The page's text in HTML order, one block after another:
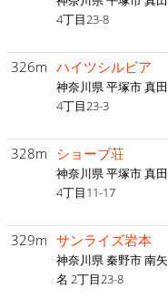
4丁目23-8
326m ハイツシルビア
神奈川県 平塚市 真田
4丁目23-3
328m ショーブ荘
神奈川県 平塚市 真田
4丁目11-17
329m サンライズ岩本
神奈川県 秦野市 南矢
名 2丁目23-8